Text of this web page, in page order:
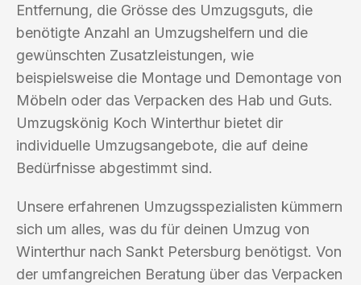
Entfernung, die Grösse des Umzugsguts, die
benötigte Anzahl an Umzugshelfern und die
gewünschten Zusatzleistungen, wie
beispielsweise die Montage und Demontage von
Möbeln oder das Verpacken des Hab und Guts.
Umzugskönig Koch Winterthur bietet dir
individuelle Umzugsangebote, die auf deine
Bedürfnisse abgestimmt sind.
Unsere erfahrenen Umzugsspezialisten kümmern
sich um alles, was du für deinen Umzug von
Winterthur nach Sankt Petersburg benötigst. Von
der umfangreichen Beratung über das Verpacken